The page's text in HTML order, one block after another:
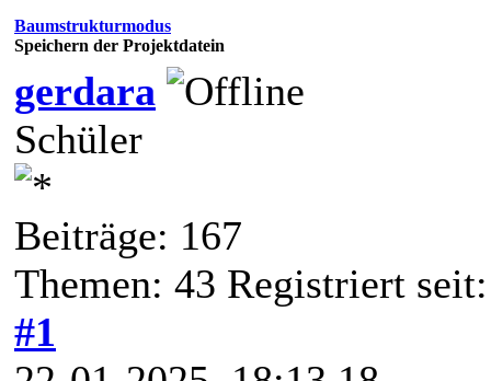
Baumstrukturmodus
Speichern der Projektdatein
gerdara
Schüler
Beiträge: 167
Themen: 43 Registriert
#1